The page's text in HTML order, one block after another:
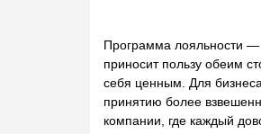
Программа лояльности —
приносит пользу обеим
себя ценным. Для
принятию более
компании, где каждый